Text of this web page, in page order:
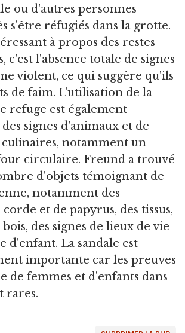
ou d'autres personnes
s'être réfugiés dans la grotte.
à propos des restes
c'est l'absence totale de signes
violent, ce qui suggère qu'ils
de faim. L'utilisation de la
refuge est également
signes d'animaux et de
notamment un
circulaire. Freund a trouvé
d'objets témoignant de
notamment des
et de papyrus, des tissus,
des signes de lieux de vie
d'enfant. La sandale est
importante car les preuves
de femmes et d'enfants dans
rares.